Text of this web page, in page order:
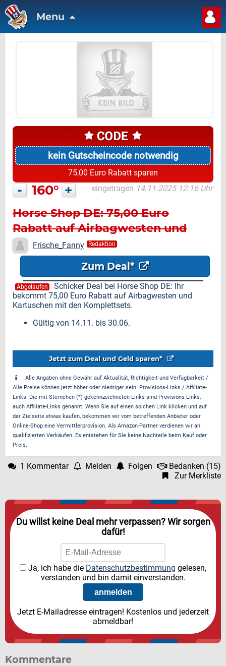
Menu
kein Gutscheincode notwendig
75,00 Euro Rabatt sparen
- 160° + eingetragen 14.11.2025 12:16 Uhr
Horse Shop DE: 75,00 Euro
Rabatt auf Airbagwesten und
Kartuschen mit unseren
Komplettsets
Frische_Fanny Redaktion
Zum Deal*
Abgelaufen
Schicker Deal bei Horse Shop DE: Ihr
bekommt 75,00 Euro Rabatt auf Airbagwesten und
Kartuschen mit den Komplettsets.
Gültig von 14.11. bis 30.06.
Jetzt zum Deal und Geld sparen*
Alle Angaben ohne Gewähr auf Aktualität, Richtigkeit und Verfügbarkeit /
Alle Preise können jetzt höher oder niedriger sein. Provisions-Links / Affiliate-
Links: Die mit Sternchen (*) gekennzeichneten Links sind Provisions-Links,
auch Affiliate-Links genannt. Wenn Sie auf einen solchen Link klicken und auf
der Zielseite etwas kaufen, bekommen wir vom betreffenden Anbieter oder
Online-Shop eine Vermittlerprovision. Als Amazon-Partner verdienen wir an
qualifizierten Verkäufen. Es entstehen für Sie keine Nachteile beim Kauf oder
Preis.
1 Kommentar Melden Folgen Bedanken (15)
Zur Merkliste
Du willst keine Deal mehr verpassen? Wir sorgen
dafür!
Ja, ich habe die Datenschutzbestimmung gelesen,
verstanden und bin damit einverstanden.
Jetzt E-Mailadresse eintragen! Kostenlos und jederzeit
abmeldbar!
Kommentare